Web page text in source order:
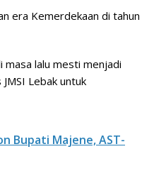
era Kemerdekaan di tahun
masa lalu mesti menjadi
Lebak untuk
Bupati Majene, AST-